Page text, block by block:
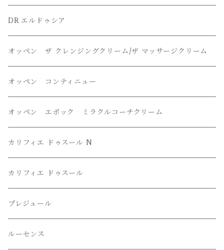
DR エルドゥシア
オッペン ザ クレンジングクリーム/ザ マッサージクリーム
オッペン コンティニュー
オッペン エポック ミラクルコーチクリーム
カリフィエ ドゥスール N
カリフィエ ドゥスール
プレジュール
ルーセンス